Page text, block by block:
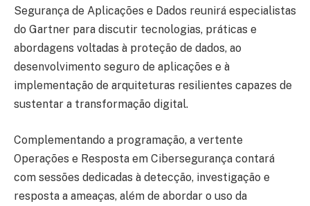
Segurança de Aplicações e Dados reunirá especialistas
do Gartner para discutir tecnologias, práticas e
abordagens voltadas à proteção de dados, ao
desenvolvimento seguro de aplicações e à
implementação de arquiteturas resilientes capazes de
sustentar a transformação digital.
Complementando a programação, a vertente
Operações e Resposta em Cibersegurança contará
com sessões dedicadas à detecção, investigação e
resposta a ameaças, além de abordar o uso da